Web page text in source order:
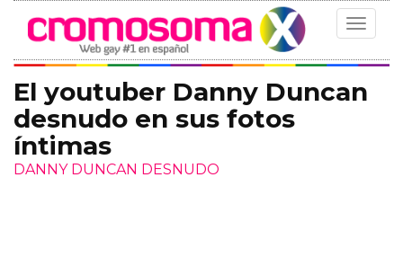
Toggle
El youtuber Danny Duncan
desnudo en sus fotos
íntimas
DANNY DUNCAN DESNUDO